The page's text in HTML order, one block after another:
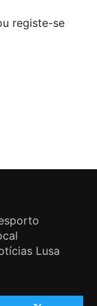
registe-se
Lusa